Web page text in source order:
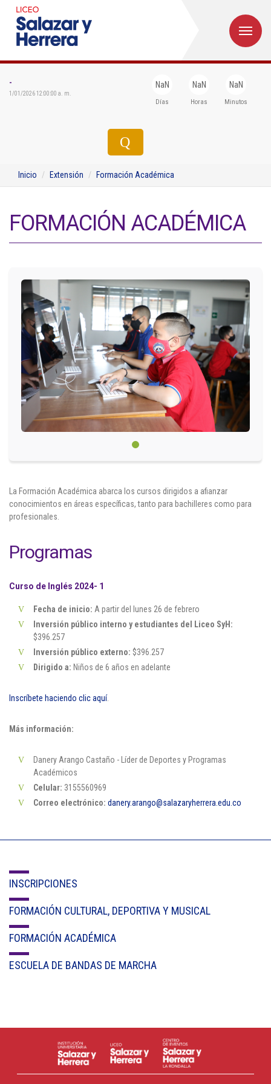
-
1/01/2026 12:00:00 a. m.
NaN
Días
NaN
Horas
NaN
Minutos
Inicio Extensión Formación Académica
FORMACIÓN ACADÉMICA
La Formación Académica abarca los cursos dirigidos a afianzar
conocimientos en áreas específicas, tanto para bachilleres como para
profesionales.
Programas
Curso de Inglés 2024- 1
Fecha de inicio: A partir del lunes 26 de febrero
Inversión público interno y estudiantes del Liceo SyH:
$396.257
Inversión público externo: $396.257
Dirigido a: Niños de 6 años en adelante
Inscríbete haciendo clic aquí.
Más información:
Danery Arango Castaño - Líder de Deportes y Programas
Académicos
Celular: 3155560969
Correo electrónico: danery.arango@salazaryherrera.edu.co
INSCRIPCIONES
FORMACIÓN CULTURAL, DEPORTIVA Y MUSICAL
FORMACIÓN ACADÉMICA
ESCUELA DE BANDAS DE MARCHA
Formación
Departamentos
Extensión
Bienestar
Circulares
Académico
Padres
Egresados
Pagos
PQRSF
Línea de Atención al Cliente
Cl 42 C 86-17
Medellín - Colombia - Suramérica
Denuncia de Corrupción y Sobornos